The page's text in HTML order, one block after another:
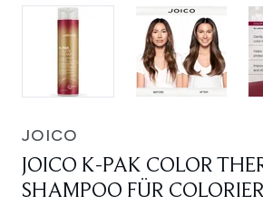
JOICO
JOICO K-PAK COLOR
SHAMPOO FÜR